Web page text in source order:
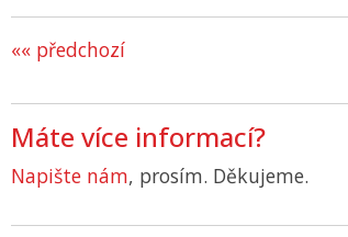
«« předchozí
Máte více informací?
Napište nám, prosím. Děkujeme.